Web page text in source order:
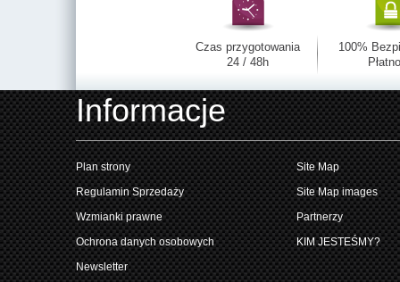
Czas przygotowania
24 / 48h
100%
Informacje
Plan strony
Regulamin Sprzedaży
Wzmianki prawne
Ochrona danych osobowych
Newsletter
Site Map
Site Map images
Partnerzy
KIM JESTEŚMY?